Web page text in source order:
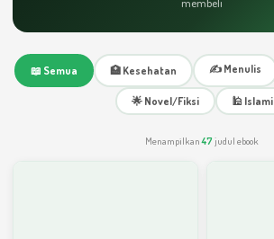
📖 Semua 🏥 Kesehatan ✍️ Menulis
🌟 Novel/Fiksi 🕌 Islami
Menampilkan47 judul ebook